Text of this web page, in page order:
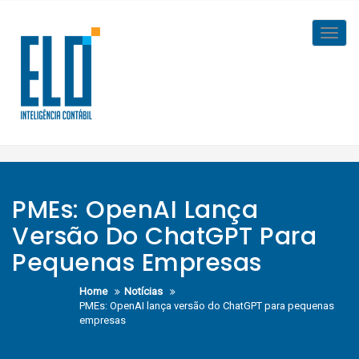
content
PMEs: OpenAI Lança
Versão Do ChatGPT Para
Pequenas Empresas
Home
Notícias
PMEs: OpenAI lança versão do ChatGPT para pequenas
empresas